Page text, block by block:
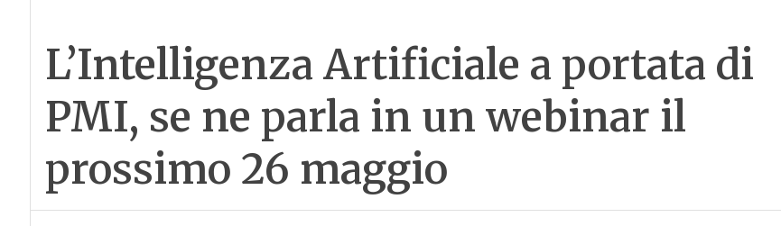
L’Intelligenza Artificiale a portata di
PMI, se ne parla in un webinar il
prossimo 26 maggio